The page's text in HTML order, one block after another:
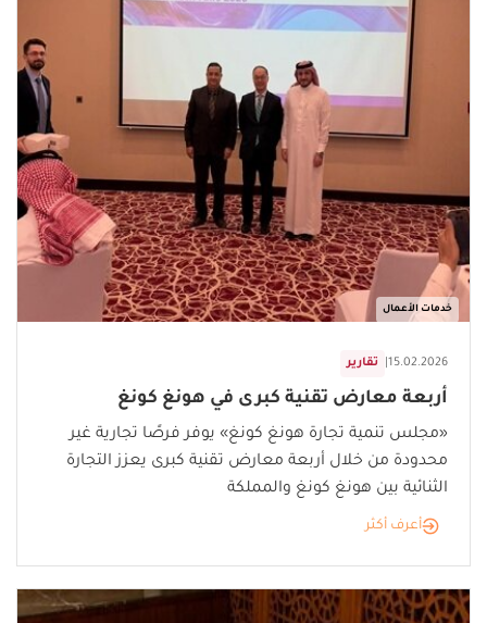
خدمات الأعمال
تقارير 15.02.2026
أربعة معارض تقنية كبرى في هونغ كونغ
«مجلس تنمية تجارة هونغ كونغ» يوفر فرصًا تجارية غير
محدودة من خلال أربعة معارض تقنية كبرى يعزز التجارة
الثنائية بين هونغ كونغ والمملكة
أعرف أكثر